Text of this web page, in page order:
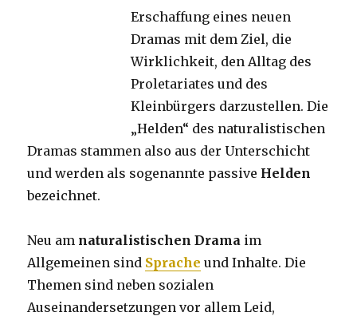
Erschaffung eines neuen
Dramas mit dem Ziel, die
Wirklichkeit, den Alltag des
Proletariates und des
Kleinbürgers darzustellen. Die
„Helden“ des naturalistischen
Dramas stammen also aus der Unterschicht
und werden als sogenannte passive Helden
bezeichnet.
Neu am naturalistischen Drama im
Allgemeinen sind Sprache und Inhalte. Die
Themen sind neben sozialen
Auseinandersetzungen vor allem Leid,